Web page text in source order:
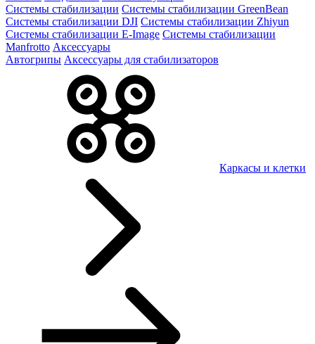
Системы стабилизации Системы стабилизации GreenBean
Системы стабилизации DJI Системы стабилизации Zhiyun
Системы стабилизации E-Image Системы стабилизации
Manfrotto Аксессуары
Автогрипы Аксессуары для стабилизаторов
Каркасы и клетки